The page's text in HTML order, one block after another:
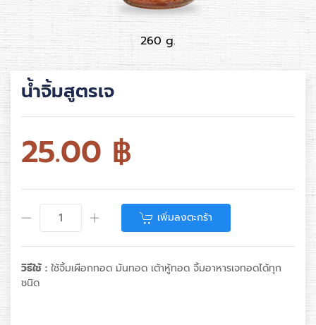
260 g.
น้ำจิ้มสูตรเจ
25.00 ฿
เพิ่มลงตะกร้า
วิธีใช้ : ใช้จิ้มเผือกทอด มันทอด เต้าหู้ทอด จิ้มอาหารเจทอดได้ทุก
ชนิด